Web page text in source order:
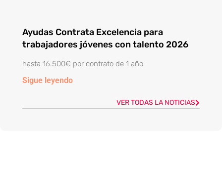
Ayudas Contrata Excelencia para
trabajadores jóvenes con talento 2026
hasta 16.500€ por contrato de 1 año
Sigue leyendo
VER TODAS LA NOTICIAS